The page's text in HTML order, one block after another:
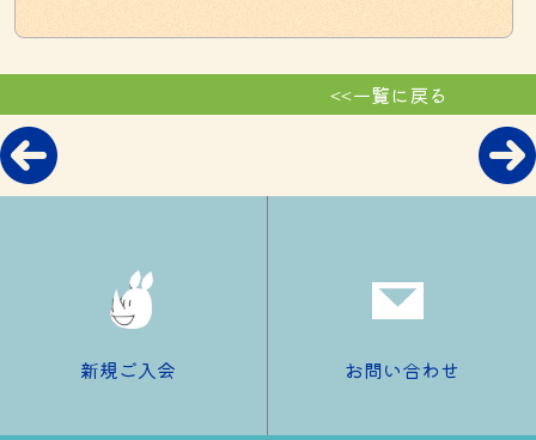
<<一覧に戻る
新規ご入会 お問い合わせ